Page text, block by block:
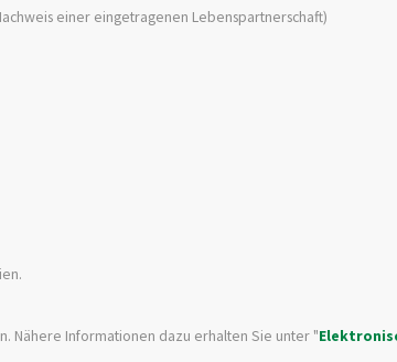
einer eingetragenen Lebenspartnerschaft)
Nähere Informationen dazu erhalten Sie unter "